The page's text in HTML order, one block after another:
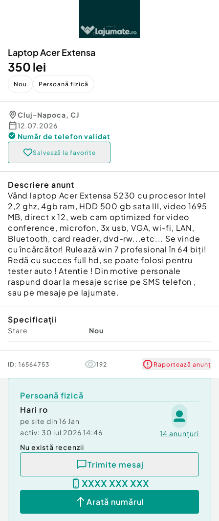
Animale de companie
Afaceri și echipamente profesionale
Inchiriere Bunuri si Vehicule
Laptop Acer Extensa
350 lei
Nou Persoană fizică
Cluj-Napoca, CJ
12.07.2026
Număr de telefon validat
Salvează la favorite
Descriere anunt
Vând laptop Acer Extensa 5230 cu procesor Intel
2,2 ghz, 4gb ram, HDD 500 gb sata III, video 1695
MB, direct x 12, web cam optimized for video
conference, microfon, 3x usb, VGA, wi-fi, LAN,
Bluetooth, card reader, dvd-rw...etc... Se vinde
cu încărcător! Rulează win 7 profesional în 64 biți!
Redă cu succes full hd, se poate folosi pentru
tester auto ! Atentie ! Din motive personale
raspund doar la mesaje scrise pe SMS telefon ,
sau pe mesaje pe lajumate.
Specificații
Stare Nou
ID: 16564753 192 Raportează anunț
Persoană fizică
Hari ro
pe site din 16 Jan
activ: 30 iul 2026 14:46 14 anunțuri
Nu există recenzii
Trimite mesaj
XXXX XXX XXX
Arată numărul